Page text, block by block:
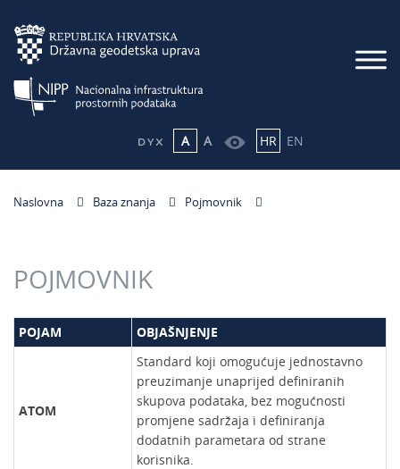
A A HR EN
Naslovna Baza znanja Pojmovnik
POJMOVNIK
POJAM OBJAŠNJENJE
ATOM
Standard koji omogućuje jednostavno
preuzimanje unaprijed definiranih
skupova podataka, bez mogućnosti
promjene sadržaja i definiranja
dodatnih parametara od strane
korisnika.